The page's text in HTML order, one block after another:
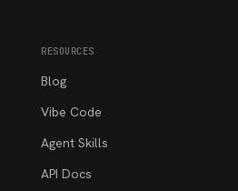
RESOURCES
Blog
Vibe Code
Agent Skills
API Docs